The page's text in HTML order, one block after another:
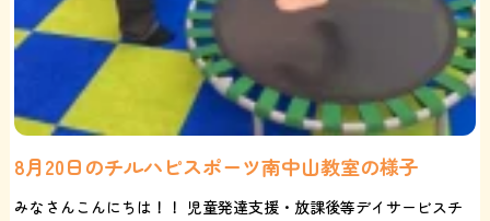
8月20日のチルハピスポーツ南中山教室の様子
みなさんこんにちは！！ 児童発達支援・放課後等デイサービスチ